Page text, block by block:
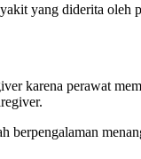
yang diderita
karena perawat